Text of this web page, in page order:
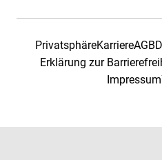
PrivatsphäreKarriereAGB
Erklärung zur
Impressum